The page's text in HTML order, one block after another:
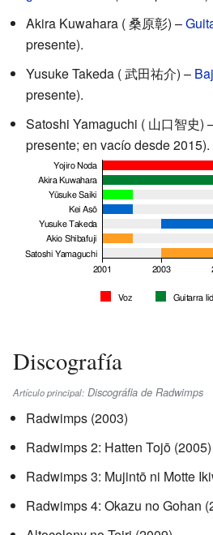
Akira Kuwahara (桑原彰) –
presente).
Yusuke Takeda (武田祐介) –
presente).
Satoshi Yamaguchi ( 山口智史)
presente; en vacío desde 2015).
Discografía
Artículo principal: Discográfia de Radwimps
Radwimps (2003)
Radwimps 2: Hatten Tojō (2005)
Radwimps 3: Mujintō ni Motte
Radwimps 4: Okazu no Gohan